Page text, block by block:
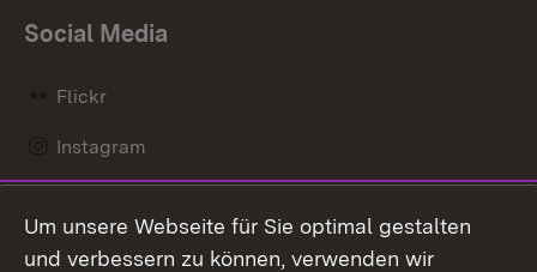
Social Media
Flickr
Instagram
Mastodon
Um unsere Webseite für Sie optimal gestalten
und verbessern zu können, verwenden wir